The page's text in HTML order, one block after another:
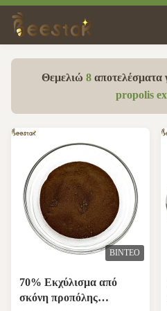
Θεμελιώ 8αποτελέσματα
propolis
ΒΊΝΤΕΟ
70% Εκχύλισμα από
σκόνη προπόλης